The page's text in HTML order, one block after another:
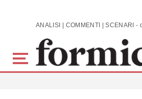
Skip to main content